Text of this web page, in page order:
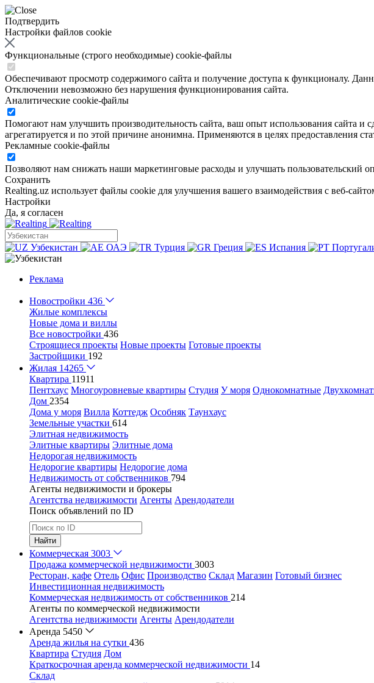
Подтвердить
Настройки файлов cookie
Функциональные (строго необходимые) cookie-файлы
Обеспечивают просмотр содержимого сайта и получение доступа к функционалу.
Отключении невозможно без нарушения функционирования сайта.
Аналитические cookie-файлы
Помогают нам улучшить производительность сайта, ваш опыт использования сайта
агрегатируется и по этой причине анонимна. Применяются в целях предоставления
Рекламные cookie-файлы
Позволяют нам снижать наши маркетинговые расходы и улучшать пользовательский
Сохранить
Realting.uz использует файлы cookie для улучшения вашего взаимодействия с веб-
Настройки
Да, я согласен
Узбекистан ОАЭ Турция Греция Испания
Реклама
Новостройки 436
Жилые комплексы
Новые дома и виллы
Все новостройки 436
Строящиеся проекты Новые проекты Готовые проекты
Застройщики 192
Жилая 14265
Квартира 11911
Пентхаус Многоуровневые квартиры Студия У моря Однокомнатные
Дом 2354
Дома у моря Вилла Коттедж Особняк Таунхаус
Земельные участки 614
Элитная недвижимость
Элитные квартиры Элитные дома
Недорогая недвижимость
Недорогие квартиры Недорогие дома
Недвижимость от собственников 794
Агенты недвижимости и брокеры
Агентства недвижимости Агенты Арендодатели
Поиск объявлений по ID
Найти
Коммерческая 3003
Продажа коммерческой недвижимости 3003
Ресторан, кафе Отель Офис Производство Склад Магазин Готовый бизнес
Инвестиционная недвижимость
Коммерческая недвижимость от собственников 214
Агенты по коммерческой недвижимости
Агентства недвижимости Агенты Арендодатели
Аренда 5450
Аренда жилья на сутки 436
Квартира Студия Дом
Краткосрочная аренда коммерческой недвижимости 14
Склад